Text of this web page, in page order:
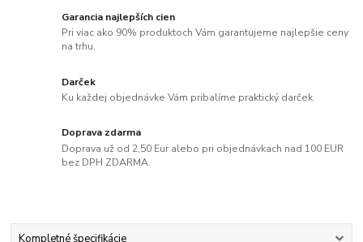
Garancia najlepších cien
Pri viac ako 90% produktoch Vám garantujeme najlepšie ceny
na trhu.
Darček
Ku každej objednávke Vám pribalíme praktický darček.
Doprava zdarma
Doprava už od 2,50 Eur alebo pri objednávkach nad 100 EUR
bez DPH ZDARMA.
Kompletné špecifikácie